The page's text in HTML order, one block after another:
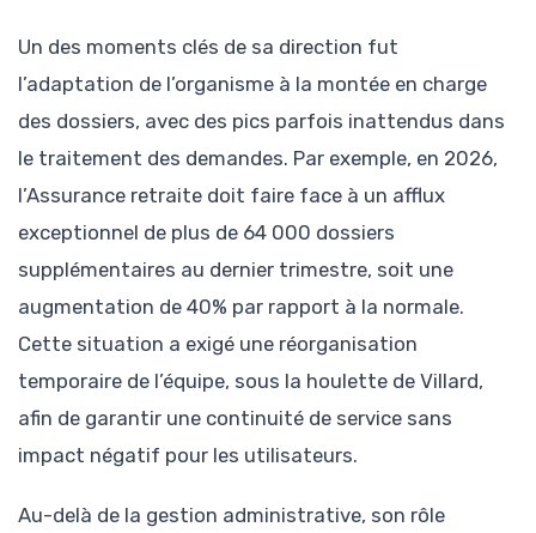
Un des moments clés de sa direction fut
l’adaptation de l’organisme à la montée en charge
des dossiers, avec des pics parfois inattendus dans
le traitement des demandes. Par exemple, en 2026,
l’Assurance retraite doit faire face à un afflux
exceptionnel de plus de 64 000 dossiers
supplémentaires au dernier trimestre, soit une
augmentation de 40% par rapport à la normale.
Cette situation a exigé une réorganisation
temporaire de l’équipe, sous la houlette de Villard,
afin de garantir une continuité de service sans
impact négatif pour les utilisateurs.
Au-delà de la gestion administrative, son rôle